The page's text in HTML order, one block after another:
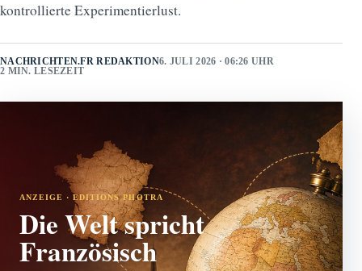
kontrollierte Experimentierlust.
NACHRICHTEN.FR REDAKTION6. JULI 2026 · 06:26 UHR
2 MIN. LESEZEIT
ANZEIGE · EDITIONS PHOTRA
Die Welt spricht
Französisch